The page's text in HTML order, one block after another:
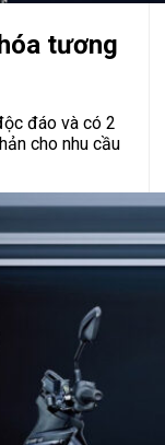
tương
đáo và có 2
cho nhu cầu